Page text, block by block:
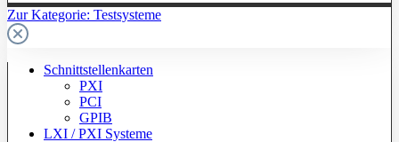
Zur Kategorie: Testsysteme
Schnittstellenkarten
PXI
PCI
GPIB
LXI / PXI Systeme